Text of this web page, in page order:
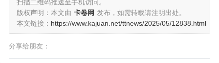
扫描二维码推送至手机访问。
版权声明：本文由 卡卷网 发布，如需转载请注明出处。
本文链接： https://www.kajuan.net/ttnews/2025/05/12838.html
分享给朋友：